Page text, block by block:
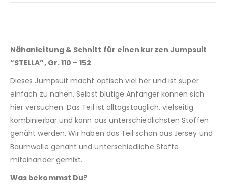
Nähanleitung & Schnitt für einen kurzen Jumpsuit
“STELLA”, Gr. 110 – 152
Dieses Jumpsuit macht optisch viel her und ist super
einfach zu nähen. Selbst blutige Anfänger können sich
hier versuchen. Das Teil ist alltagstauglich, vielseitig
kombinierbar und kann aus unterschiedlichsten Stoffen
genäht werden. Wir haben das Teil schon aus Jersey und
Baumwolle genäht und unterschiedliche Stoffe
miteinander gemixt.
Was bekommst Du?